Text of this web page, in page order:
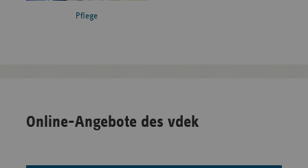
Pflege
Online-Angebote des vdek